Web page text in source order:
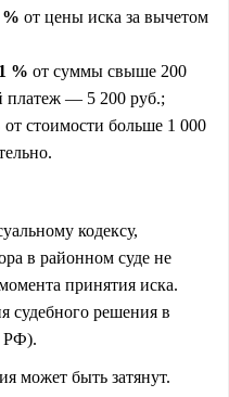
% от цены иска за вычетом
1 % от суммы свыше 200
платеж — 5 200 руб.;
от стоимости больше 1 000
кодексу,
в районном суде не
принятия иска.
судебного решения в
РФ).
может быть затянут.